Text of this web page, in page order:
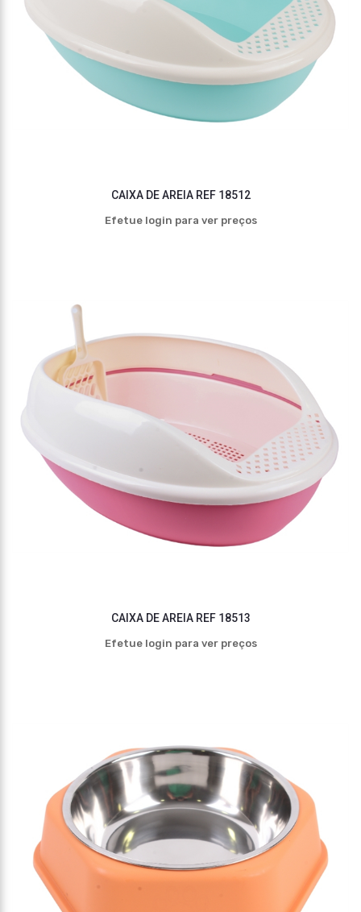
CAIXA DE AREIA REF 18512
Efetue login para ver preços
CAIXA DE AREIA REF 18513
Efetue login para ver preços